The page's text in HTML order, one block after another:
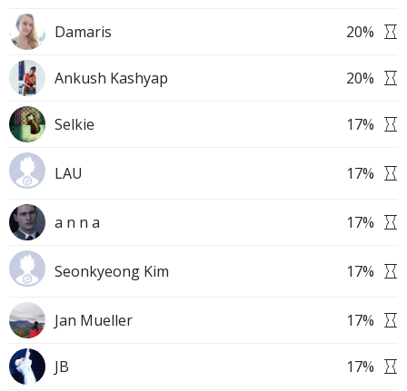
Damaris 20%
Ankush Kashyap 20%
Selkie 17%
LAU 17%
a n n a 17%
Seonkyeong Kim 17%
Jan Mueller 17%
JB 17%